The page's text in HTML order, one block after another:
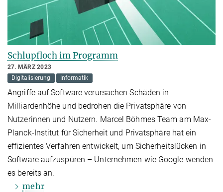
Schlupfloch im Programm
27. MÄRZ 2023
Digitalisierung
Informatik
Angriffe auf Software verursachen Schäden in
Milliardenhöhe und bedrohen die Privatsphäre von
Nutzerinnen und Nutzern. Marcel Böhmes Team am Max-
Planck-Institut für Sicherheit und Privatsphäre hat ein
effizientes Verfahren entwickelt, um Sicherheitslücken in
Software aufzuspüren – Unternehmen wie Google wenden
es bereits an.
mehr